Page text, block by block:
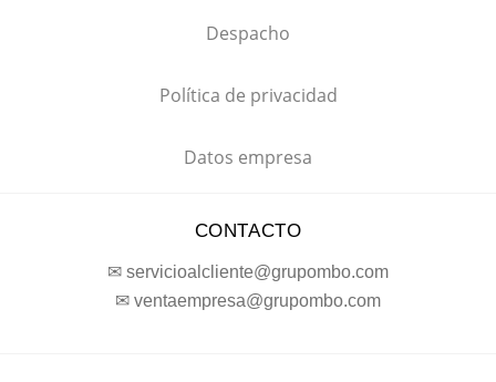
Despacho
Política de privacidad
Datos empresa
CONTACTO
✉ servicioalcliente@grupombo.com
✉ ventaempresa@grupombo.com